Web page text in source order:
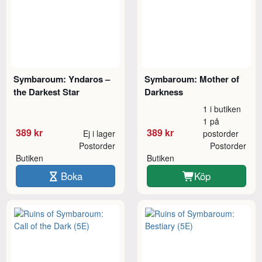
Symbaroum: Yndaros –
the Darkest Star
389 kr Ej i lager
Butiken
Postorder
Boka
Symbaroum: Mother of
Darkness
389 kr
1 i butiken
1 på
postorder
Butiken
Postorder
Köp